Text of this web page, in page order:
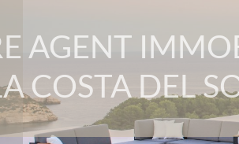
AGENT
COSTA DEL